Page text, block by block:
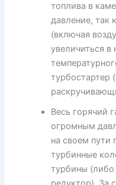
топлива в
давление, так
(включая
увеличиться в
турбостартер
Весь горячий
огромным
на своем пути
турбинные
турбины